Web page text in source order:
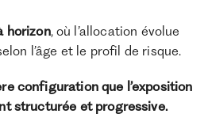
horizon, où l’allocation évolue
l’âge et le profil de risque.
configuration que l’exposition
structurée et progressive.